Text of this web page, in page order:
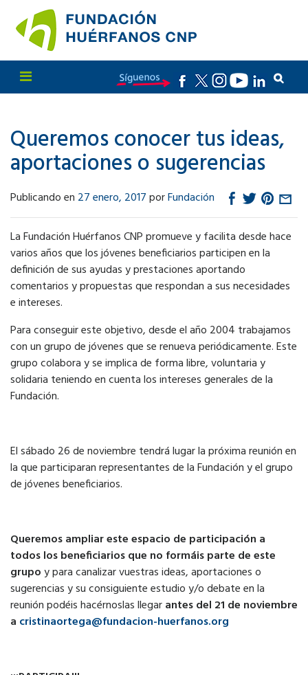
Queremos conocer tus ideas,
aportaciones o sugerencias
Publicando en 27 enero, 2017porFundación
La Fundación Huérfanos CNP promueve y facilita desde hace
varios años que los jóvenes beneficiarios participen en la
definición de sus ayudas y prestaciones aportando
comentarios y propuestas que respondan a sus necesidades
e intereses.
Para conseguir este objetivo, desde el año 2004 trabajamos
con un grupo de jóvenes que se renueva periódicamente. Este
grupo colabora y se implica de forma libre, voluntaria y
solidaria teniendo en cuenta los intereses generales de la
Fundación.
El sábado 26 de noviembre tendrá lugar la próxima reunión en
la que participaran representantes de la Fundación y el grupo
de jóvenes beneficiarios.
Queremos ampliar este espacio de participación a
todos los beneficiarios que no formáis parte de este
grupoy para canalizar vuestras ideas, aportaciones o
sugerencias y su consiguiente estudio y/o debate en la
reunión podéis hacérnoslas llegarantes del 21 de noviembre
a cristinaortega@fundacion-huerfanos.org